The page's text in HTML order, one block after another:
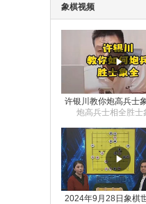
象棋视频
炮高兵士相全胜士